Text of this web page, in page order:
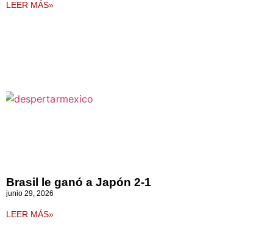
LEER MÁS»
Brasil le ganó a Japón 2-1
junio 29, 2026
LEER MÁS»